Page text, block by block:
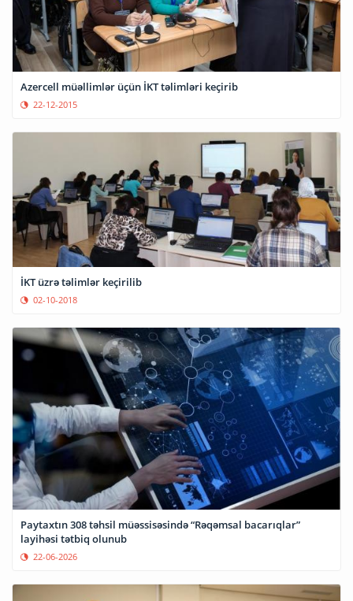
Azercell müəllimlər üçün İKT təlimləri keçirib
22-12-2015
İKT üzrə təlimlər keçirilib
02-10-2018
Paytaxtın 308 təhsil müəssisəsində “Rəqəmsal bacarıqlar”
layihəsi tətbiq olunub
22-06-2026